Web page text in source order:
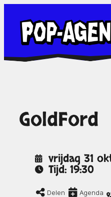
naar
inhoud
GoldFord
vrijdag 31
Tijd: 19:30
Delen Agenda